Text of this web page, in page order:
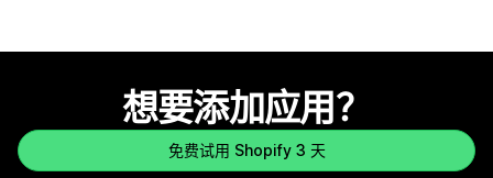
想要添加应用？
免费试用 Shopify 3 天